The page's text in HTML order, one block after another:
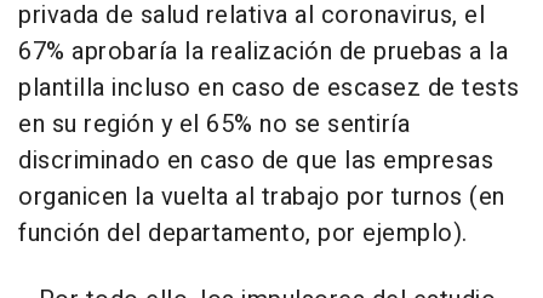
privada de salud relativa al coronavirus, el
67% aprobaría la realización de pruebas a la
plantilla incluso en caso de escasez de tests
en su región y el 65% no se sentiría
discriminado en caso de que las empresas
organicen la vuelta al trabajo por turnos (en
función del departamento, por ejemplo).